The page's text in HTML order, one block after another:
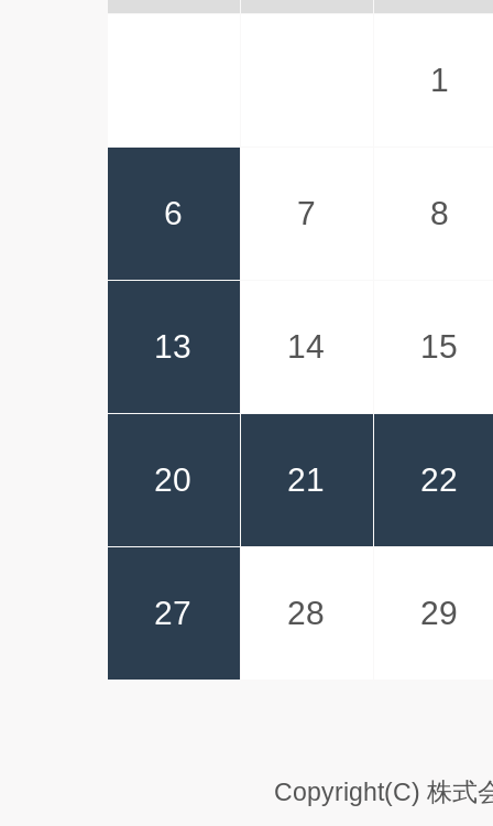
1
6 7 8
13 14 15
20 21 22
27 28 29
Copyright(C) 株式